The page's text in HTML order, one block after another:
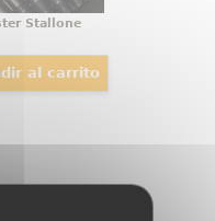
Stallone